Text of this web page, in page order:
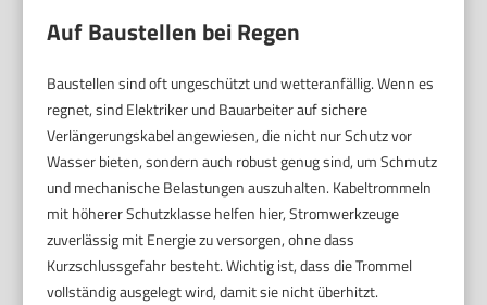
Auf Baustellen bei Regen
Baustellen sind oft ungeschützt und wetteranfällig. Wenn es
regnet, sind Elektriker und Bauarbeiter auf sichere
Verlängerungskabel angewiesen, die nicht nur Schutz vor
Wasser bieten, sondern auch robust genug sind, um Schmutz
und mechanische Belastungen auszuhalten. Kabeltrommeln
mit höherer Schutzklasse helfen hier, Stromwerkzeuge
zuverlässig mit Energie zu versorgen, ohne dass
Kurzschlussgefahr besteht. Wichtig ist, dass die Trommel
vollständig ausgelegt wird, damit sie nicht überhitzt.